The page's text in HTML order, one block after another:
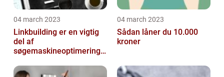
04 march 2023
Linkbuilding er en vigtig
del af
søgemaskineoptimeringe
04 march 2023
Sådan låner du 10.000
kroner